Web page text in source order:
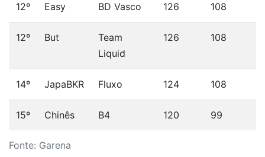
Fonte: Garena
12º Easy BD Vasco 126 108
12º But
Team
Liquid
126 108
14º JapaBKR Fluxo 124 108
15º Chinês B4 120 99